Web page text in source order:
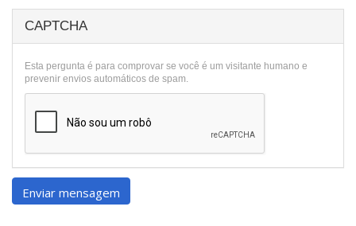
CAPTCHA
Esta pergunta é para comprovar se você é um visitante humano e
prevenir envios automáticos de spam.
Enviar mensagem